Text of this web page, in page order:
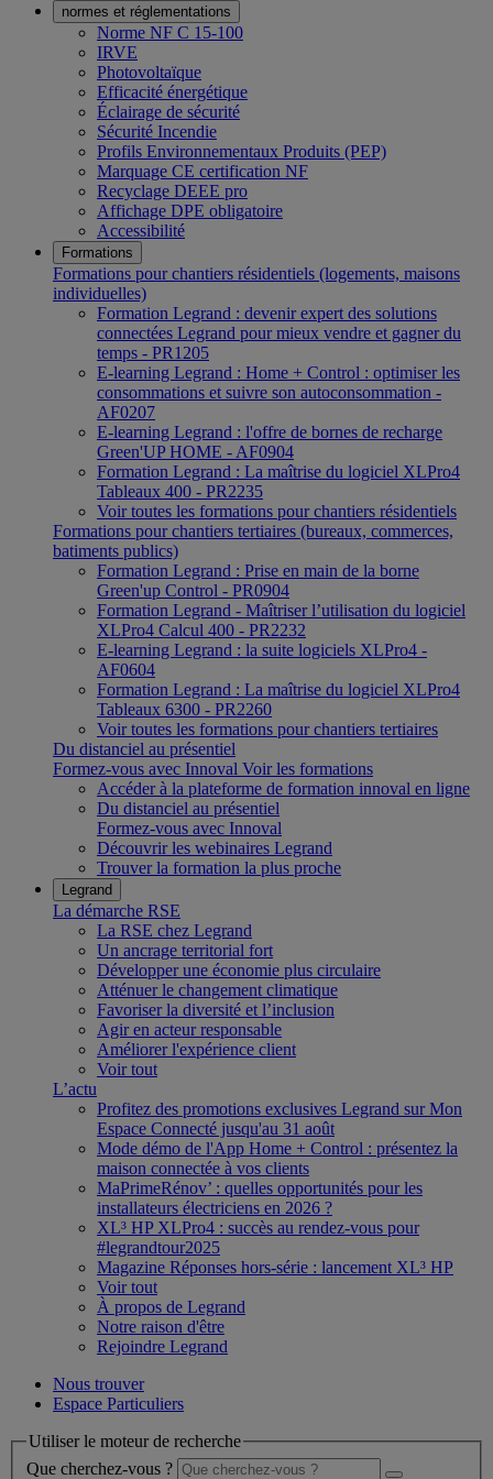
normes et réglementations
Norme NF C 15-100
IRVE
Photovoltaïque
Efficacité énergétique
Éclairage de sécurité
Sécurité Incendie
Profils Environnementaux Produits (PEP)
Marquage CE certification NF
Recyclage DEEE pro
Affichage DPE obligatoire
Accessibilité
Formations
Formations pour chantiers résidentiels (logements, maisons
individuelles)
Formation Legrand : devenir expert des solutions
connectées Legrand pour mieux vendre et gagner du
temps - PR1205
E-learning Legrand : Home + Control : optimiser les
consommations et suivre son autoconsommation -
AF0207
E-learning Legrand : l'offre de bornes de recharge
Green'UP HOME - AF0904
Formation Legrand : La maîtrise du logiciel XLPro4
Tableaux 400 - PR2235
Voir toutes les formations pour chantiers résidentiels
Formations pour chantiers tertiaires (bureaux, commerces,
batiments publics)
Formation Legrand : Prise en main de la borne
Green'up Control - PR0904
Formation Legrand - Maîtriser l’utilisation du logiciel
XLPro4 Calcul 400 - PR2232
E-learning Legrand : la suite logiciels XLPro4 -
AF0604
Formation Legrand : La maîtrise du logiciel XLPro4
Tableaux 6300 - PR2260
Voir toutes les formations pour chantiers tertiaires
Du distanciel au présentiel
Formez-vous avec Innoval Voir les formations
Accéder à la plateforme de formation innoval en ligne
Du distanciel au présentiel
Formez-vous avec Innoval
Découvrir les webinaires Legrand
Trouver la formation la plus proche
Legrand
La démarche RSE
La RSE chez Legrand
Un ancrage territorial fort
Développer une économie plus circulaire
Atténuer le changement climatique
Favoriser la diversité et l’inclusion
Agir en acteur responsable
Améliorer l'expérience client
Voir tout
L’actu
Profitez des promotions exclusives Legrand sur Mon
Espace Connecté jusqu'au 31 août
Mode démo de l'App Home + Control : présentez la
maison connectée à vos clients
MaPrimeRénov’ : quelles opportunités pour les
installateurs électriciens en 2026 ?
XL³ HP XLPro4 : succès au rendez-vous pour
#legrandtour2025
Magazine Réponses hors-série : lancement XL³ HP
Voir tout
À propos de Legrand
Notre raison d'être
Rejoindre Legrand
Nous trouver
Espace Particuliers
Utiliser le moteur de recherche
Que cherchez-vous ?